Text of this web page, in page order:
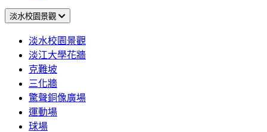
淡水校園景觀
淡水校園景觀
淡江大學花牆
克難坡
三化牆
驚聲銅像廣場
運動場
球場